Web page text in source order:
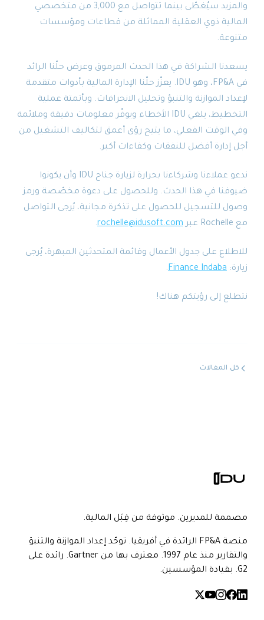
والمزيد سيُغطّى بينما تتواصل مع 3,000 من متخصصي
المالية ذوي العقلية المماثلة من قطاعات ومؤسسات
متنوعة.
يسعدنا الشراكة في هذا الحدث المرموق وعرض حلّنا الرائد
في FP&A، وهو IDU. يعزّز حلّنا الإدارة المالية بأدوات متقدمة
لإعداد الموازنة والتنبؤ وتحليل الانحرافات. وبأتمتة عملية
التخطيط، يلغي IDU الأخطاء ويوفّر معلومات دقيقة وملائمة
وفي الوقت الفعلي، ما يتيح رؤى أعمق لتكاليف التشغيل من
أجل إدارة أفضل للنفقات وكفاءات أكبر.
ندعو عملاءنا وشركاءنا بحرارة لزيارة جناح IDU وأن يكونوا
ضيوفنا في هذا الحدث. وللحصول على دعوة مخصّصة ورمز
وصول للتسجيل للحصول على تذكرة مجانية، يُرجى التواصل
مع Rochelle عبر
rochelle@idusoft.com
.
للاطلاع على جدول الأعمال وقائمة المتحدثين المبهرة، يُرجى
زيارة: Finance Indaba
.
نتطلع إلى رؤيتكم هناك!
كل المقالات
مصممة للمديرين. موثوقة من قِبَل المالية.
منصة FP&A الرائدة في أفريقيا. توحّد إعداد الموازنة والتنبؤ
والتقارير منذ عام 1997. معترف بها من Gartner. رائدة على
G2. بقيادة المؤسسين.